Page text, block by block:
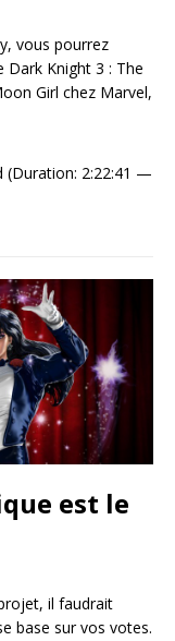
vous pourrez
Dark Knight 3 : The
Girl chez Marvel,
(Duration: 2:22:41 —
est le
il faudrait
base sur vos votes.